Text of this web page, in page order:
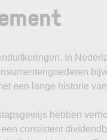
In
een lange historie
hebben
consistent